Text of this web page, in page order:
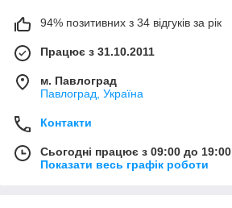
94% позитивних з 34 відгуків за рік
Працює з 31.10.2011
м. Павлоград
Павлоград, Україна
Контакти
Сьогодні працює з 09:00 до 19:00
Показати весь графік роботи